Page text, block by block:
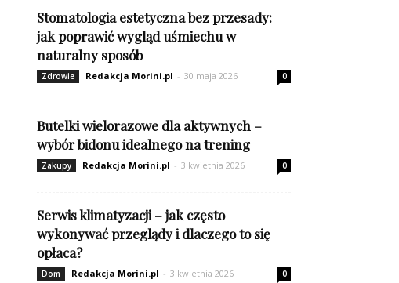
Stomatologia estetyczna bez przesady:
jak poprawić wygląd uśmiechu w
naturalny sposób
Zdrowie Redakcja Morini.pl - 30 maja 2026 0
Butelki wielorazowe dla aktywnych –
wybór bidonu idealnego na trening
Zakupy Redakcja Morini.pl - 3 kwietnia 2026 0
Serwis klimatyzacji – jak często
wykonywać przeglądy i dlaczego to się
opłaca?
Dom Redakcja Morini.pl - 3 kwietnia 2026 0